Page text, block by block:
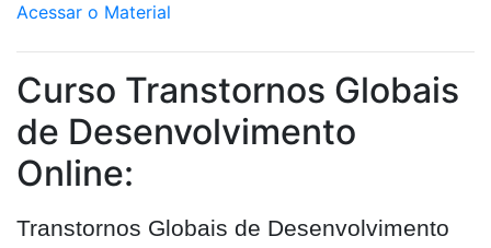
Acessar o Material
Curso Transtornos Globais
de Desenvolvimento
Online:
Transtornos Globais de Desenvolvimento